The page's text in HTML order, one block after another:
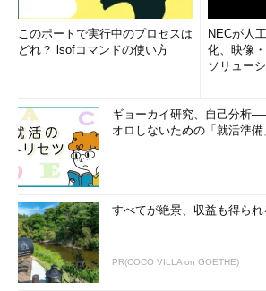
このポートで実行中のプロセスは
どれ？ lsofコマンドの使い方
NECが人
化、映像
ソリュー
ギョーカイ研究、自己分析
オロしないための「就活準
すべてが絶景、収益も得ら
PR(COCO VILLA on GOETHE)